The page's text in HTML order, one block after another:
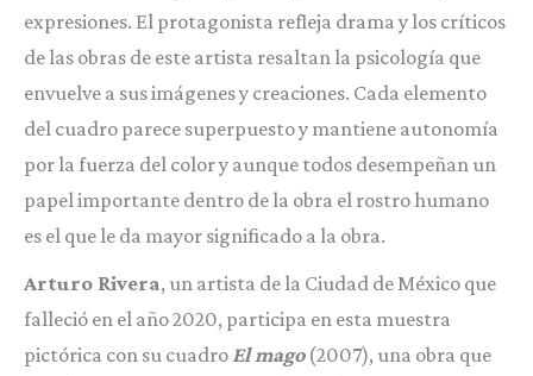
expresiones. El protagonista refleja drama y los críticos
de las obras de este artista resaltan la psicología que
envuelve a sus imágenes y creaciones. Cada elemento
del cuadro parece superpuesto y mantiene autonomía
por la fuerza del color y aunque todos desempeñan un
papel importante dentro de la obra el rostro humano
es el que le da mayor significado a la obra.
Arturo Rivera, un artista de la Ciudad de México que
falleció en el año 2020, participa en esta muestra
pictórica con su cuadro El mago(2007), una obra que